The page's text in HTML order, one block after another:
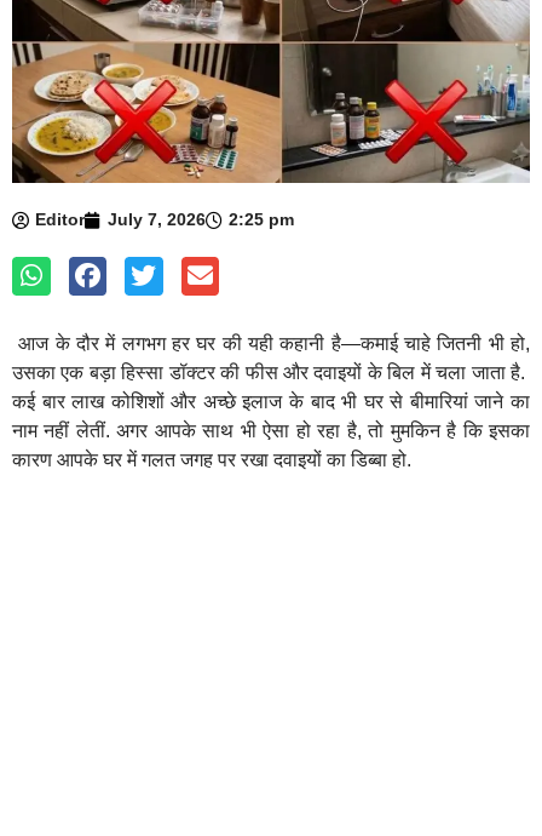
Editor July 7, 2026 2:25 pm
आज के दौर में लगभग हर घर की यही कहानी है—कमाई चाहे जितनी भी हो,
उसका एक बड़ा हिस्सा डॉक्टर की फीस और दवाइयों के बिल में चला जाता है.
कई बार लाख कोशिशों और अच्छे इलाज के बाद भी घर से बीमारियां जाने का
नाम नहीं लेतीं. अगर आपके साथ भी ऐसा हो रहा है, तो मुमकिन है कि इसका
कारण आपके घर में गलत जगह पर रखा दवाइयों का डिब्बा हो.